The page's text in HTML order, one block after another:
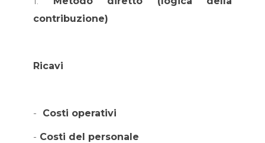
contribuzione)
Ricavi
- Costi operativi
- Costi del personale